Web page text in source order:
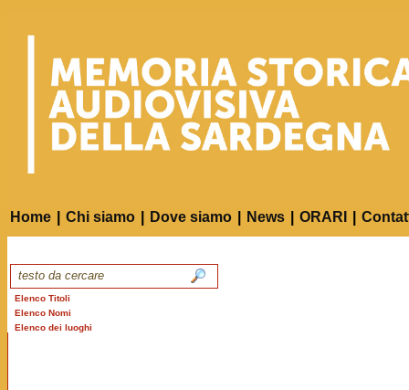
Home Chi siamo Dove siamo News ORARI
Elenco Titoli
Elenco Nomi
Elenco dei luoghi